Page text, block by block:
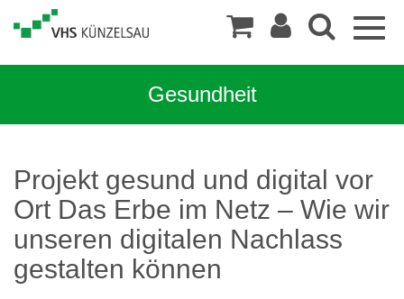
Gesundheit
Projekt gesund und digital vor
Ort Das Erbe im Netz – Wie wir
unseren digitalen Nachlass
gestalten können